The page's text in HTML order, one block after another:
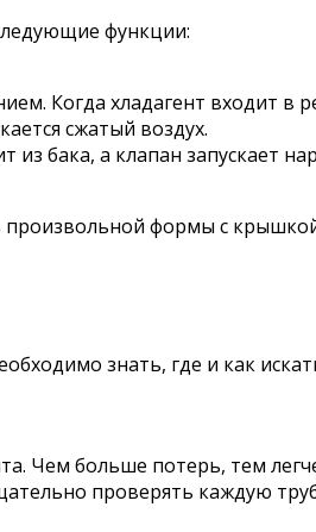
функции:
Когда хладагент входит в
сжатый воздух.
бака, а клапан запускает
формы с
знать, где и как
Чем больше потерь, тем
проверять каждую